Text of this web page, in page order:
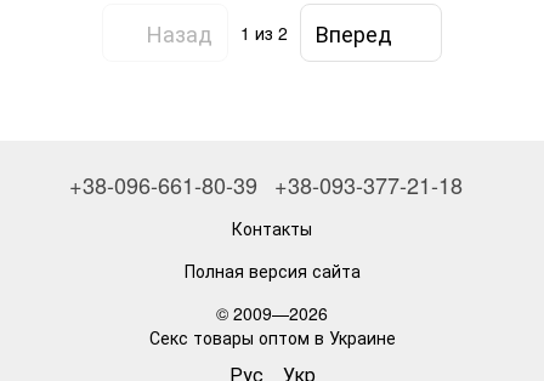
Назад 1 из 2 Вперед
+38-096-661-80-39 +38-093-377-21-18
Контакты
Полная версия сайта
© 2009—2026
Секс товары оптом в Украине
Рус Укр